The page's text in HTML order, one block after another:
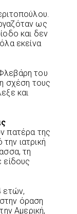
ως
και δεν
εκείνα
του
σχέση τους
και
πατέρα της
ιατρική
τη
είδους
ετών,
όραση
Αμερική,